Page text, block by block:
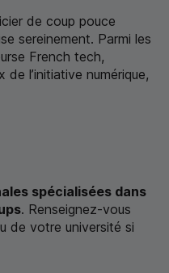
de coup pouce
sereinement. Parmi les
French tech,
de l’initiative numérique,
spécialisées dans
. Renseignez-vous
de votre université si